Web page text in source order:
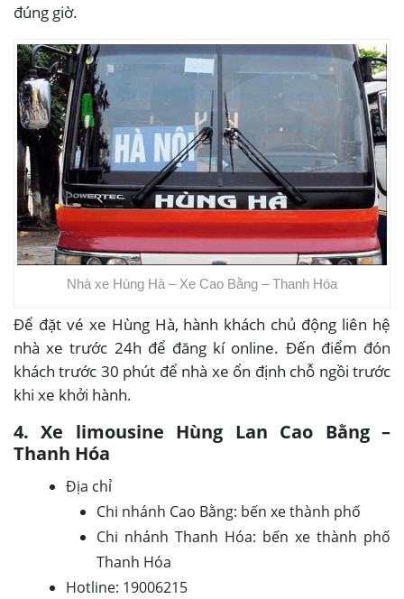
đúng giờ.
Nhà xe Hùng Hà – Xe Cao Bằng – Thanh Hóa
Để đặt vé xe Hùng Hà, hành khách chủ động liên hệ
nhà xe trước 24h để đăng kí online. Đến điểm đón
khách trước 30 phút để nhà xe ổn định chỗ ngồi trước
khi xe khởi hành.
4. Xe limousine Hùng Lan Cao Bằng –
Thanh Hóa
Địa chỉ
Chi nhánh Cao Bằng: bến xe thành phố
Chi nhánh Thanh Hóa: bến xe thành phố
Thanh Hóa
Hotline: 19006215